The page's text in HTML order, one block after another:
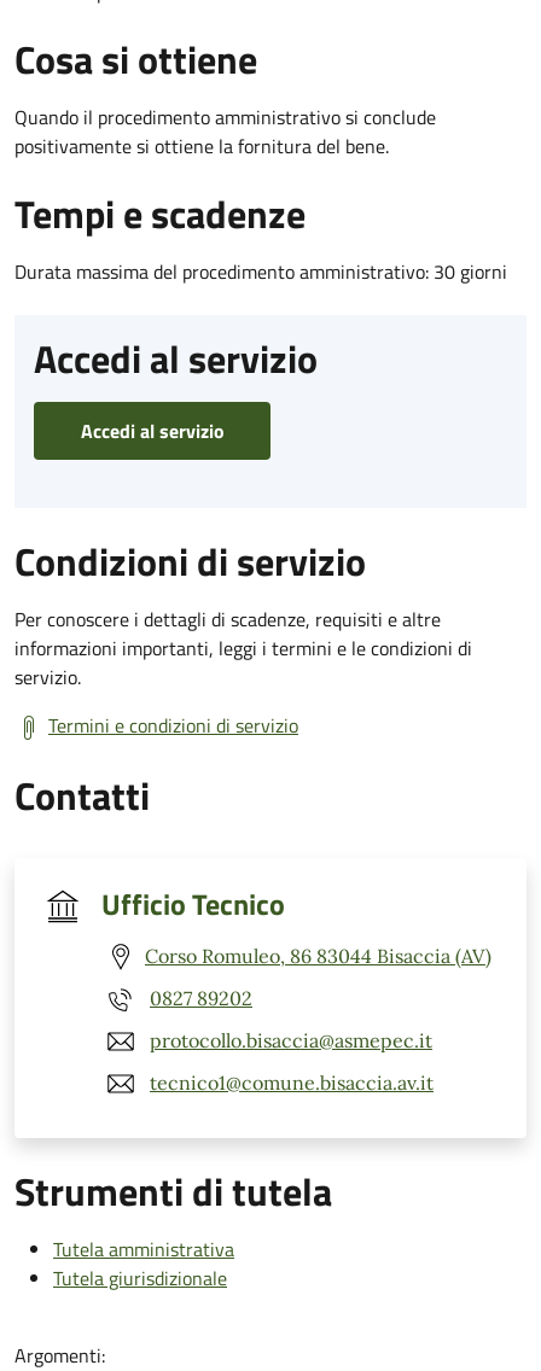
Cosa si ottiene
Quando il procedimento amministrativo si conclude
positivamente si ottiene la fornitura del bene.
Tempi e scadenze
Durata massima del procedimento amministrativo: 30 giorni
Accedi al servizio
Accedi al servizio
Condizioni di servizio
Per conoscere i dettagli di scadenze, requisiti e altre
informazioni importanti, leggi i termini e le condizioni di
servizio.
Termini e condizioni di servizio
Contatti
Ufficio Tecnico
Corso Romuleo, 86 83044 Bisaccia (AV)
0827 89202
protocollo.bisaccia@asmepec.it
tecnico1@comune.bisaccia.av.it
Strumenti di tutela
Tutela amministrativa
Tutela giurisdizionale
Argomenti: